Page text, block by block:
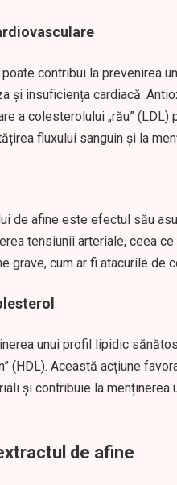
contribui la prevenirea
și insuficiența cardiacă.
a colesterolului „rău”
fluxului sanguin și la
de afine este efectul său
tensiunii arteriale, ceea
grave, cum ar fi atacurile de
unui profil lipidic
(HDL). Această acțiune
și contribuie la
de afine